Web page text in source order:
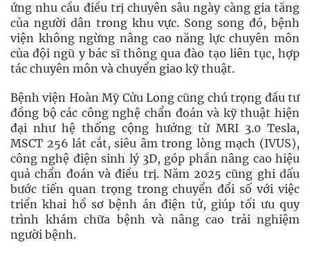
ứng nhu cầu điều trị chuyên sâu ngày càng gia tăng
của người dân trong khu vực. Song song đó, bệnh
viện không ngừng nâng cao năng lực chuyên môn
của đội ngũ y bác sĩ thông qua đào tạo liên tục, hợp
tác chuyên môn và chuyển giao kỹ thuật.
Bệnh viện Hoàn Mỹ Cửu Long cũng chú trọng đầu tư
đồng bộ các công nghệ chẩn đoán và kỹ thuật hiện
đại như hệ thống cộng hưởng từ MRI 3.0 Tesla,
MSCT 256 lát cắt, siêu âm trong lòng mạch (IVUS),
công nghệ điện sinh lý 3D, góp phần nâng cao hiệu
quả chẩn đoán và điều trị. Năm 2025 cũng ghi dấu
bước tiến quan trọng trong chuyển đổi số với việc
triển khai hồ sơ bệnh án điện tử, giúp tối ưu quy
trình khám chữa bệnh và nâng cao trải nghiệm
người bệnh.